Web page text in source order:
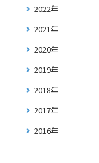
2022年
2021年
2020年
2019年
2018年
2017年
2016年